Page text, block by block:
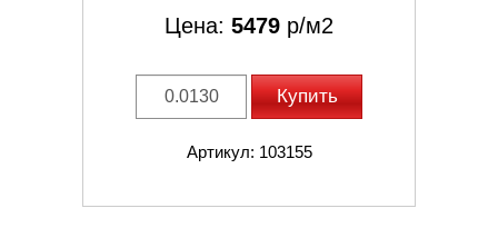
Цена: 5479 р/м2
Купить
Артикул: 103155